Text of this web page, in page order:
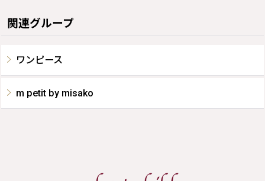
関連グループ
ワンピース
m petit by misako